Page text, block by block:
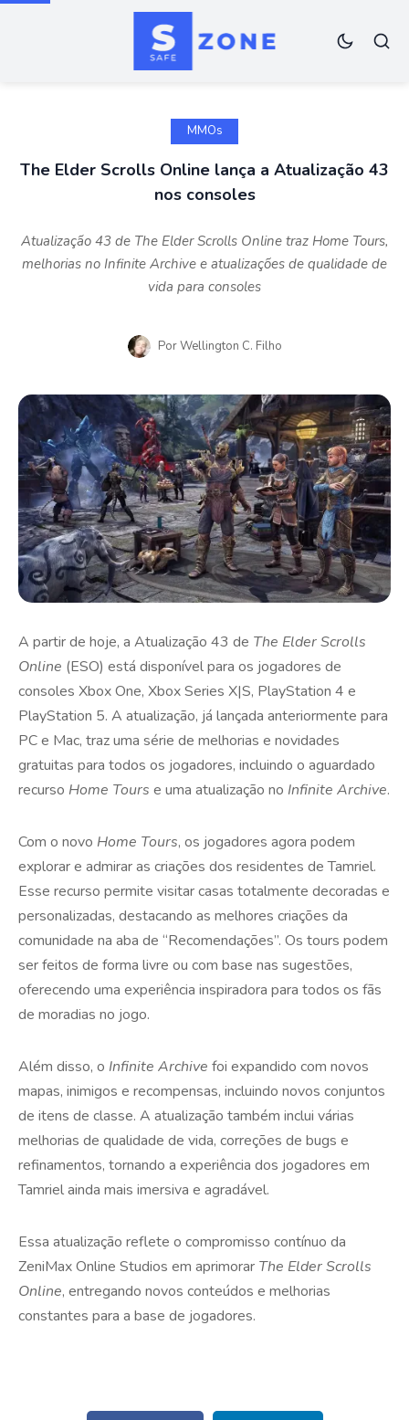
MMOs
The Elder Scrolls Online lança a Atualização 43
nos consoles
Atualização 43 de The Elder Scrolls Online traz Home Tours,
melhorias no Infinite Archive e atualizações de qualidade de
vida para consoles
PorWellington C. Filho
A partir de hoje, a Atualização 43 de The Elder Scrolls
Online (ESO) está disponível para os jogadores de
consoles Xbox One, Xbox Series X|S, PlayStation 4 e
PlayStation 5. A atualização, já lançada anteriormente para
PC e Mac, traz uma série de melhorias e novidades
gratuitas para todos os jogadores, incluindo o aguardado
recurso Home Tours e uma atualização no Infinite Archive.
Com o novo Home Tours, os jogadores agora podem
explorar e admirar as criações dos residentes de Tamriel.
Esse recurso permite visitar casas totalmente decoradas e
personalizadas, destacando as melhores criações da
comunidade na aba de “Recomendações”. Os tours podem
ser feitos de forma livre ou com base nas sugestões,
oferecendo uma experiência inspiradora para todos os fãs
de moradias no jogo.
Além disso, o Infinite Archive foi expandido com novos
mapas, inimigos e recompensas, incluindo novos conjuntos
de itens de classe. A atualização também inclui várias
melhorias de qualidade de vida, correções de bugs e
refinamentos, tornando a experiência dos jogadores em
Tamriel ainda mais imersiva e agradável.
Essa atualização reflete o compromisso contínuo da
ZeniMax Online Studios em aprimorar The Elder Scrolls
Online, entregando novos conteúdos e melhorias
constantes para a base de jogadores.